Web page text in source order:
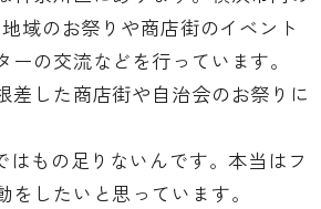
域のお祭りや商店街のイベント
の交流などを行っています。
した商店街や自治会のお祭りに
もの足りないんです。本当はフ
したいと思っています。